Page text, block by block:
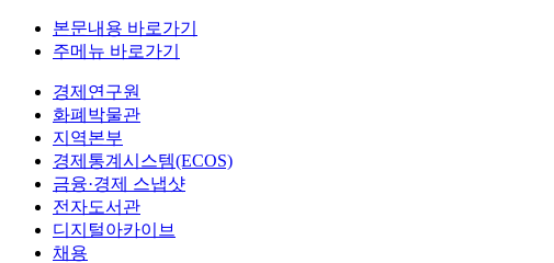
본문내용 바로가기
주메뉴 바로가기
경제연구원
화폐박물관
지역본부
경제통계시스템(ECOS)
금융·경제 스냅샷
전자도서관
디지털아카이브
채용